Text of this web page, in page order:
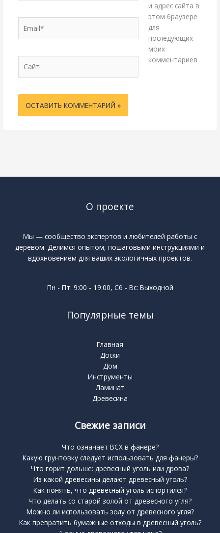
и адрес сайта в
этом браузере
для
последующих
моих
комментариев.
О проекте
Мы — сообщество экспертов и любителей работы с
деревом. Делимся опытом, пошаговыми инструкциями и
вдохновением для ваших экологичных проектов.
Пн - Пт: 9:00 - 19:00, Сб - Вс: Выходной
Популярные темы
Главная
Доски
Дом
Инструменты
Ламинат
Древесина
Свежие записи
Что означает BCX в фанере?
Какую грунтовку следует использовать для фанеры?
Что горит дольше: древесный уголь или дрова?
Из какой древесины делают древесный уголь?
Как понять, что древесный уголь испортился?
Что делать со старой золой от древесного угля?
Можно ли использовать золу от древесного угля?
Как превратить бумажные отходы в древесный уголь?